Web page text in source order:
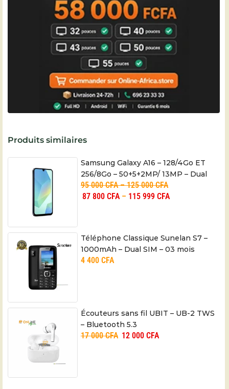
Produits similaires
Samsung Galaxy A16 – 128/4Go ET
256/8Go – 50+5+2MP/ 13MP – Dual
SIM – 5000mAh – 06 mois
95 000CFA–125 000CFA
87 800 CFA– 115 999 CFA
Téléphone Classique Sunelan S7 –
1000mAh – Dual SIM – 03 mois
4 400 CFA
Écouteurs sans fil UBIT – UB-2 TWS
– Bluetooth 5.3
17 000CFA 12 000 CFA